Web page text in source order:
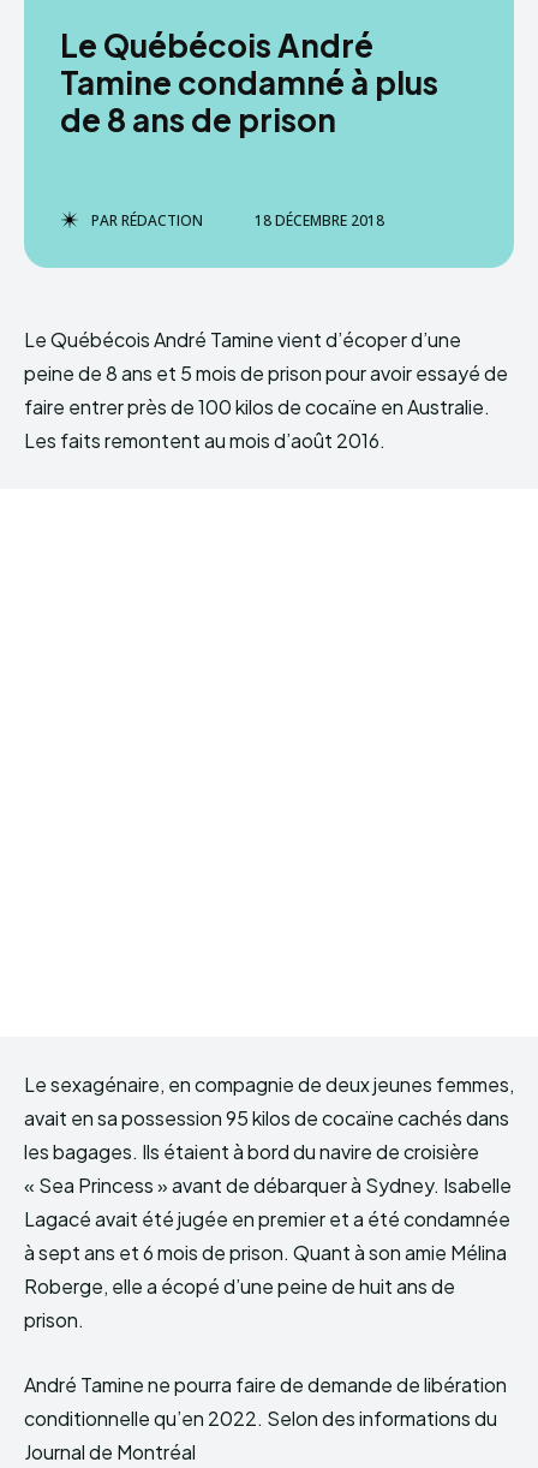
Le Québécois André
Tamine condamné à plus
de 8 ans de prison
PARRÉDACTION 18 DÉCEMBRE 2018
Le Québécois André Tamine vient d’écoper d’une
peine de 8 ans et 5 mois de prison pour avoir essayé de
faire entrer près de 100 kilos de cocaïne en Australie.
Les faits remontent au mois d’août 2016.
Le sexagénaire, en compagnie de deux jeunes femmes,
avait en sa possession 95 kilos de cocaïne cachés dans
les bagages. Ils étaient à bord du navire de croisière
« Sea Princess » avant de débarquer à Sydney. Isabelle
Lagacé avait été jugée en premier et a été condamnée
à sept ans et 6 mois de prison. Quant à son amie Mélina
Roberge, elle a écopé d’une peine de huit ans de
prison.
André Tamine ne pourra faire de demande de libération
conditionnelle qu’en 2022. Selon des informations du
Journal de Montréal